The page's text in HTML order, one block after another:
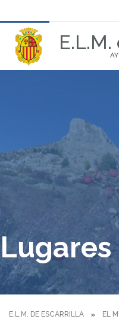
E.L.M. DE ESCARRILLA EL